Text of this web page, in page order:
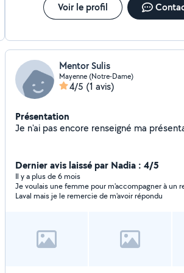
Voir le profil
Mentor Sulis
Mayenne (Notre-Dame)
4/5 (1 avis)
Présentation
Je n'ai pas encore
Dernier avis laissé par Nadia : 4/5
Il y a plus de 6 mois
Je voulais une femme pour m'accompagner à un
Laval mais je le remercie de m'avoir répondu